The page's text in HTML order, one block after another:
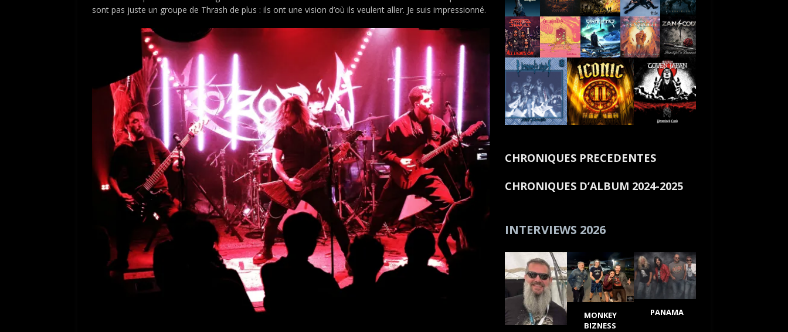
sont pas juste un groupe de Thrash de plus : ils ont une vision d’où ils veulent aller. Je suis impressionné.
CHRONIQUES PRECEDENTES
CHRONIQUES D’ALBUM 2024-2025
INTERVIEWS 2026
MONKEY
BIZNESS
PANAMA